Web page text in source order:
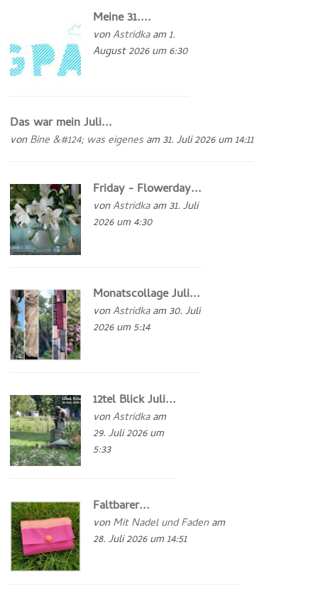
Meine 31....
vonAstridkaam 1.
August 2026 um 6:30
Das war mein Juli...
vonBine &#124; was eigenesam 31. Juli 2026 um 14:11
Friday - Flowerday...
vonAstridkaam 31. Juli
2026 um 4:30
Monatscollage Juli...
vonAstridkaam 30. Juli
2026 um 5:14
12tel Blick Juli...
vonAstridkaam
29. Juli 2026 um
5:33
Faltbarer...
vonMit Nadel und Fadenam
28. Juli 2026 um 14:51